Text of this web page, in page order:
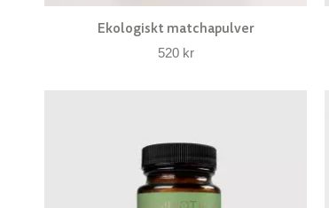
Ekologiskt matchapulver
520 kr